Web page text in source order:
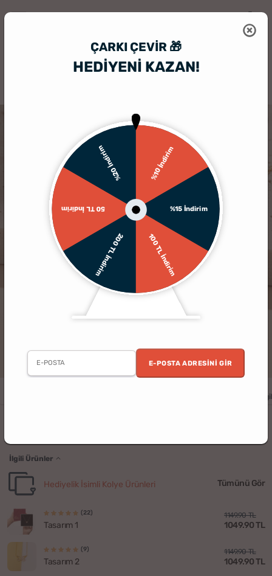
ÇARKI ÇEVIR 🎁
HEDİYENİ KAZAN!
%10 İndirim
%15 İndirim
100 TL İndirim
200 TL İndirim
50 TL İndirim
%20 İndirim
E-POSTA ADRESINI GIR
İlgili Ürünler
Hediyelik İsimli Kolye Ürünleri Tümünü Gör
(22)
Tasarım 1
1149.90 TL
1049.90 TL
(9)
Tasarım 2
1149.90 TL
1049.90 TL